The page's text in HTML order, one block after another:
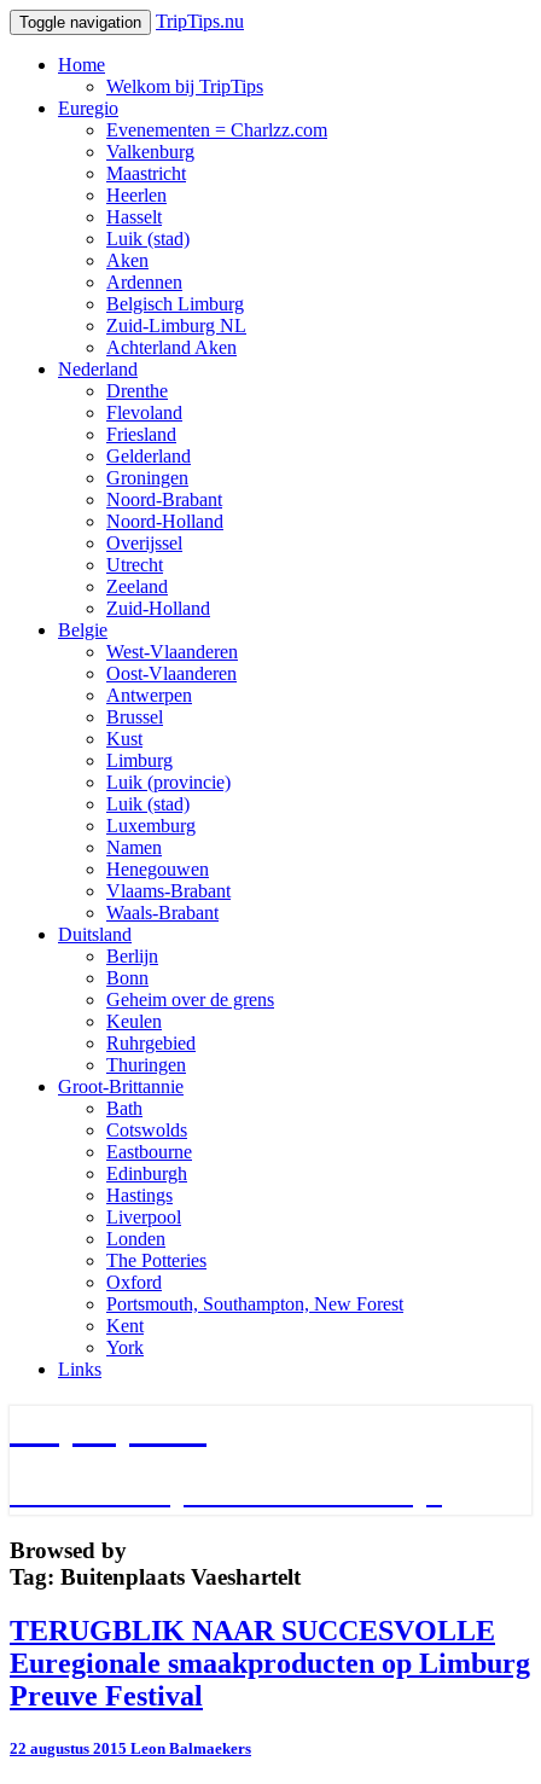
Toggle navigation TripTips.nu
Home
Welkom bij TripTips
Euregio
Evenementen = Charlzz.com
Valkenburg
Maastricht
Heerlen
Hasselt
Luik (stad)
Aken
Ardennen
Belgisch Limburg
Zuid-Limburg NL
Achterland Aken
Nederland
Drenthe
Flevoland
Friesland
Gelderland
Groningen
Noord-Brabant
Noord-Holland
Overijssel
Utrecht
Zeeland
Zuid-Holland
Belgie
West-Vlaanderen
Oost-Vlaanderen
Antwerpen
Brussel
Kust
Limburg
Luik (provincie)
Luik (stad)
Luxemburg
Namen
Henegouwen
Vlaams-Brabant
Waals-Brabant
Duitsland
Berlijn
Bonn
Geheim over de grens
Keulen
Ruhrgebied
Thuringen
Groot-Brittannie
Bath
Cotswolds
Eastbourne
Edinburgh
Hastings
Liverpool
Londen
The Potteries
Oxford
Portsmouth, Southampton, New Forest
Kent
York
Links
Browsed by
Tag: Buitenplaats Vaeshartelt
TERUGBLIK
NAAR
SUCCESVOLLE
Euregionale
smaakproducten
Limburg
TERUGBLIK NAAR SUCCESVOLLE
Euregionale smaakproducten op Limburg
Preuve Festival
22 augustus 2015 Leon Balmaekers